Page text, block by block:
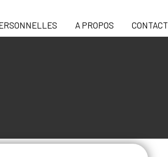
A PROPOS CONTACT